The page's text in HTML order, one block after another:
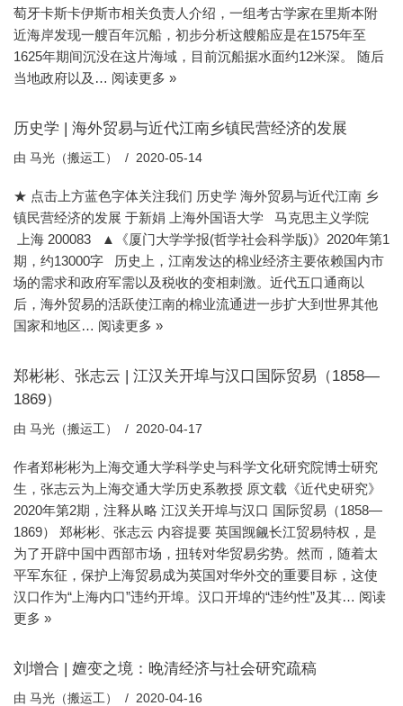
萄牙卡斯卡伊斯市相关负责人介绍，一组考古学家在里斯本附
近海岸发现一艘百年沉船，初步分析这艘船应是在1575年至
1625年期间沉没在这片海域，目前沉船据水面约12米深。 随后
当地政府以及… 阅读更多 »
历史学 | 海外贸易与近代江南乡镇民营经济的发展
由 马光（搬运工） 2020-05-14
★ 点击上方蓝色字体关注我们 历史学 海外贸易与近代江南 乡
镇民营经济的发展 于新娟 上海外国语大学 马克思主义学院
上海 200083 ▲《厦门大学学报(哲学社会科学版)》2020年第1
期，约13000字 历史上，江南发达的棉业经济主要依赖国内市
场的需求和政府军需以及税收的变相刺激。近代五口通商以
后，海外贸易的活跃使江南的棉业流通进一步扩大到世界其他
国家和地区… 阅读更多 »
郑彬彬、张志云 | 江汉关开埠与汉口国际贸易（1858—
1869）
由 马光（搬运工） 2020-04-17
作者郑彬彬为上海交通大学科学史与科学文化研究院博士研究
生，张志云为上海交通大学历史系教授 原文载《近代史研究》
2020年第2期，注释从略 江汉关开埠与汉口 国际贸易（1858—
1869） 郑彬彬、张志云 内容提要 英国觊觎长江贸易特权，是
为了开辟中国中西部市场，扭转对华贸易劣势。然而，随着太
平军东征，保护上海贸易成为英国对华外交的重要目标，这使
汉口作为“上海内口”违约开埠。汉口开埠的“违约性”及其… 阅读
更多 »
刘增合 | 嬗变之境：晚清经济与社会研究疏稿
由 马光（搬运工） 2020-04-16